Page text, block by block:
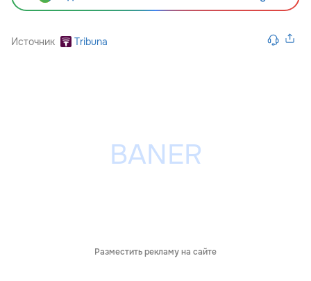
Источник Tribuna
Разместить рекламу на сайте